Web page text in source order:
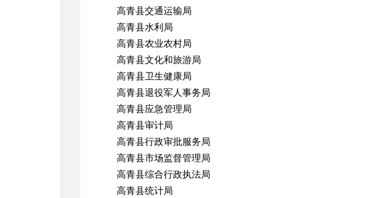
高青县交通运输局
高青县水利局
高青县农业农村局
高青县文化和旅游局
高青县卫生健康局
高青县退役军人事务局
高青县应急管理局
高青县审计局
高青县行政审批服务局
高青县市场监督管理局
高青县综合行政执法局
高青县统计局